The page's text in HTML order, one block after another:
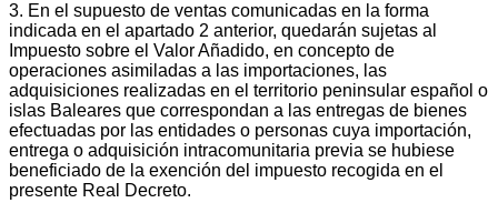
3. En el supuesto de ventas comunicadas en la forma
indicada en el apartado 2 anterior, quedarán sujetas al
Impuesto sobre el Valor Añadido, en concepto de
operaciones asimiladas a las importaciones, las
adquisiciones realizadas en el territorio peninsular español o
islas Baleares que correspondan a las entregas de bienes
efectuadas por las entidades o personas cuya importación,
entrega o adquisición intracomunitaria previa se hubiese
beneficiado de la exención del impuesto recogida en el
presente Real Decreto.